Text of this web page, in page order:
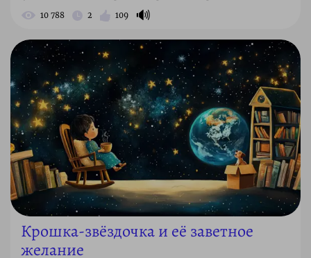
10 788 2 109 🔊
Крошка-звёздочка и её заветное
желание